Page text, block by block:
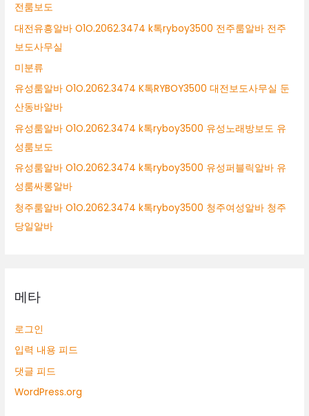
전룸보도
대전유흥알바 O1O.2062.3474 k톡ryboy3500 전주룸알바 전주
보도사무실
미분류
유성룸알바 O1O.2062.3474 K톡RYBOY3500 대전보도사무실 둔
산동바알바
유성룸알바 O1O.2062.3474 k톡ryboy3500 유성노래방보도 유
성룸보도
유성룸알바 O1O.2062.3474 k톡ryboy3500 유성퍼블릭알바 유
성룸싸롱알바
청주룸알바 O1O.2062.3474 k톡ryboy3500 청주여성알바 청주
당일알바
메타
로그인
입력 내용 피드
댓글 피드
WordPress.org